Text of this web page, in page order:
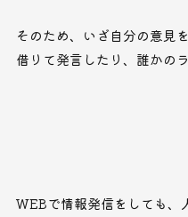
そのため、いざ自分の意見
借りて発言したり、誰かの
WEBで情報発信をしても、